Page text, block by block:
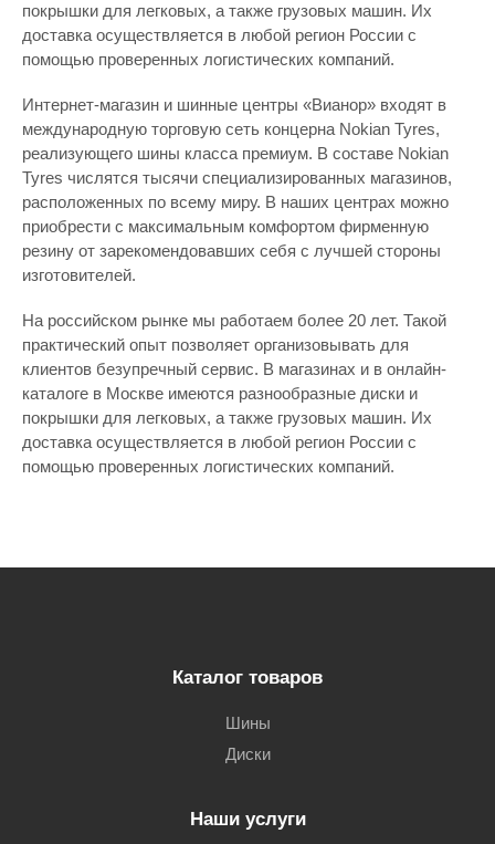
покрышки для легковых, а также грузовых машин. Их
доставка осуществляется в любой регион России с
помощью проверенных логистических компаний.
Интернет-магазин и шинные центры «Вианор» входят в
международную торговую сеть концерна Nokian Tyres,
реализующего шины класса премиум. В составе Nokian
Tyres числятся тысячи специализированных магазинов,
расположенных по всему миру. В наших центрах можно
приобрести с максимальным комфортом фирменную
резину от зарекомендовавших себя с лучшей стороны
изготовителей.
На российском рынке мы работаем более 20 лет. Такой
практический опыт позволяет организовывать для
клиентов безупречный сервис. В магазинах и в онлайн-
каталоге в Москве имеются разнообразные диски и
покрышки для легковых, а также грузовых машин. Их
доставка осуществляется в любой регион России с
помощью проверенных логистических компаний.
Каталог товаров
Шины
Диски
Наши услуги